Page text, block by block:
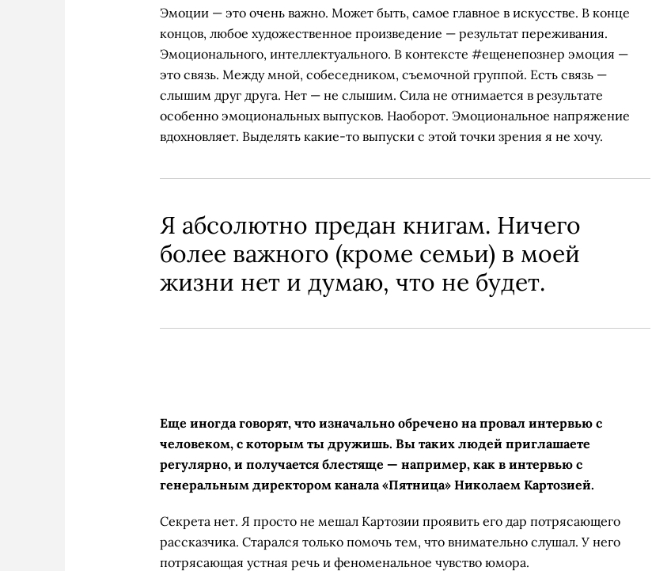
Эмоции — это очень важно. Может быть, самое главное в искусстве. В конце
концов, любое художественное произведение — результат переживания.
Эмоционального, интеллектуального. В контексте #ещенепознер эмоция —
это связь. Между мной, собеседником, съемочной группой. Есть связь —
слышим друг друга. Нет — не слышим. Сила не отнимается в результате
особенно ­эмоциональных ­выпусков. Наоборот. Эмоциональное напряжение
вдохновляет. Выделять какие-то выпуски с этой точки зрения я не хочу.
Я абсолютно предан книгам. Ничего
более важного (кроме семьи) в моей
жизни нет и думаю, что не будет.
Еще иногда говорят, что изначально обречено на провал интервью с
человеком, с которым ты дружишь. Вы таких людей приглашаете
регулярно, и получается блестяще — например, как в интервью с
генеральным директором канала «Пятница» Николаем Картозией.
Секрета нет. Я просто не мешал Картозии проявить его дар потрясающего
рассказчика. Старался только помочь тем, что внимательно слушал. У него
потрясающая устная речь и феноменальное чувство юмора.